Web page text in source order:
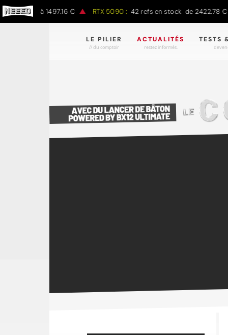
€ à 1497.16 € RTX 5090 : 42 refs en stock de 2422.78 € à
LE PILIER
// du comptoir
ACTUALITÉS
restez informés.
TESTS